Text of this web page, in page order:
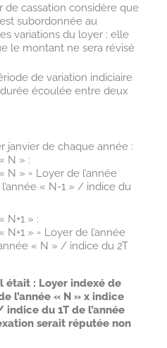
de cassation considère que
subordonnée au
variations du loyer : elle
le montant ne sera révisé
de variation indiciaire
écoulée entre deux
janvier de chaque année :
N » :
N » = Loyer de l’année
« N-1 » / indice du
N+1 » :
N+1 » = Loyer de l’année
« N » / indice du 2T
était : Loyer indexé de
l’année « N » x indice
indice du 1T de l’année
serait réputée non